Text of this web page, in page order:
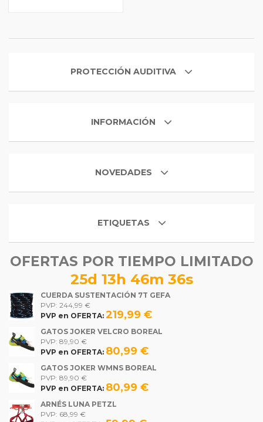
PROTECCIÓN AUDITIVA
INFORMACIÓN
NOVEDADES
ETIQUETAS
OFERTAS POR TIEMPO LIMITADO
25d 13h 46m 36s
CUERDA SUSTENTACIÓN 7T GEFA
PVP: 244,99 €
PVP en OFERTA: 219,99 €
GATOS JOKER VELCRO BOREAL
PVP: 89,90 €
PVP en OFERTA: 80,99 €
GATOS JOKER WMNS BOREAL
PVP: 89,90 €
PVP en OFERTA: 80,99 €
ARNÉS LUNA PETZL
PVP: 68,99 €